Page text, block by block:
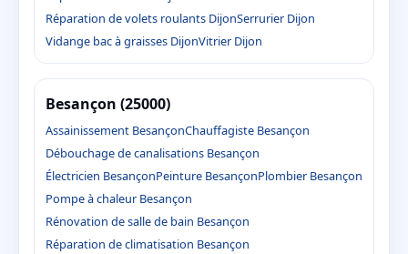
Réparation de volets roulants DijonSerrurier Dijon
Vidange bac à graisses DijonVitrier Dijon
Besançon (25000)
Assainissement BesançonChauffagiste Besançon
Débouchage de canalisations Besançon
Électricien BesançonPeinture BesançonPlombier Besançon
Pompe à chaleur Besançon
Rénovation de salle de bain Besançon
Réparation de climatisation Besançon